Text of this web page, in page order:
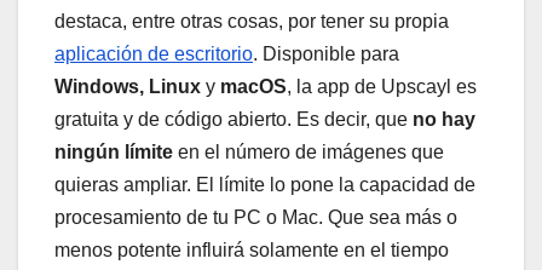
destaca, entre otras cosas, por tener su propia
aplicación de escritorio. Disponible para
Windows, Linux y macOS, la app de Upscayl es
gratuita y de código abierto. Es decir, que no hay
ningún límite en el número de imágenes que
quieras ampliar. El límite lo pone la capacidad de
procesamiento de tu PC o Mac. Que sea más o
menos potente influirá solamente en el tiempo